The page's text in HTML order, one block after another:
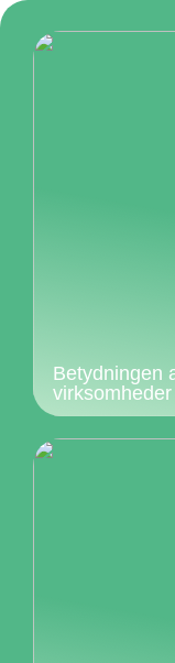
Betydningen
virksomheder